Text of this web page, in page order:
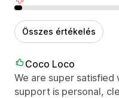
Negatív értékelések
Összes értékelés
Coco Loco
We are super
support is personal,